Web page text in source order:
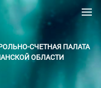
СЧЕТНАЯ ПАЛАТА
ОБЛАСТИ